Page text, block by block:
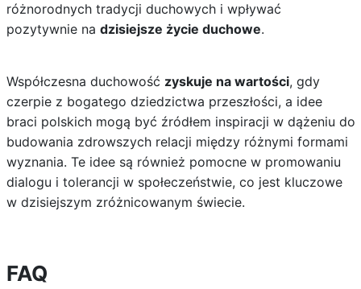
różnorodnych tradycji duchowych i wpływać
pozytywnie na dzisiejsze życie duchowe.
Współczesna duchowość zyskuje na wartości, gdy
czerpie z bogatego dziedzictwa przeszłości, a idee
braci polskich mogą być źródłem inspiracji w dążeniu do
budowania zdrowszych relacji między różnymi formami
wyznania. Te idee są również pomocne w promowaniu
dialogu i tolerancji w społeczeństwie, co jest kluczowe
w dzisiejszym zróżnicowanym świecie.
FAQ